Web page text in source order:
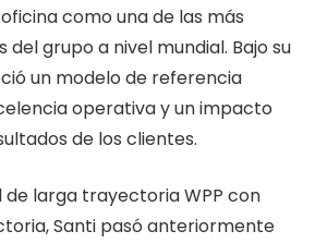
como una de las más
del grupo a nivel mundial. Bajo su
un modelo de referencia
operativa y un impacto
de los clientes.
larga trayectoria WPP con
Santi pasó anteriormente